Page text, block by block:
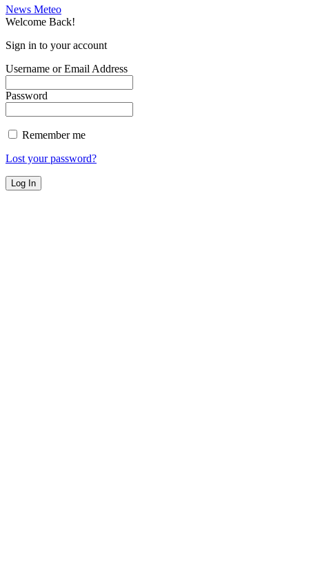
News Meteo
Welcome Back!
Sign in to your account
Username or Email Address
Password
Remember me
Lost your password?